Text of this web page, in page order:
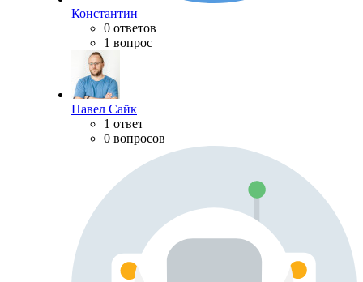
Константин
0 ответов
1 вопрос
Павел Сайк
1 ответ
0 вопросов